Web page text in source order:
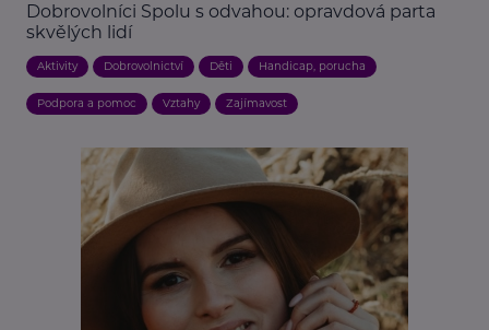
Dobrovolníci Spolu s odvahou: opravdová parta
skvělých lidí
Aktivity Dobrovolnictví Děti Handicap, porucha
Podpora a pomoc Vztahy Zajímavost